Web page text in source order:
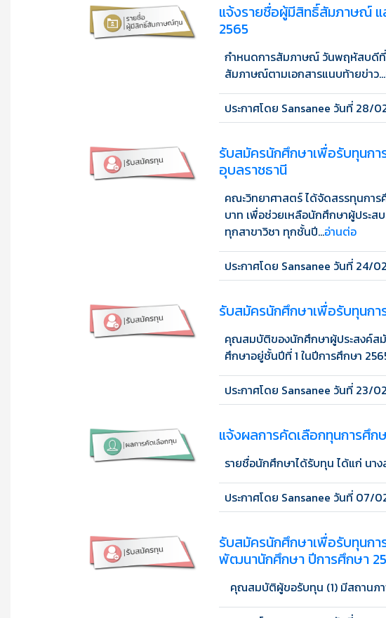
แจ้งรายชื่อผู้มีสิทธิ์สัมภาษณ์ แ
2565
กำหนดการสัมภาษณ์ วันพฤหัสบดีที่
สัมภาษณ์ตามเอกสารแนบท้ายข่าว...
ประกาศโดย Sansanee วันที่ 28/
รับสมัครนักศึกษาเพื่อรับทุนก
อุบลราชธานี
คณะวิทยาศาสตร์ ได้จัดสรรทุนการ
บาท เพื่อช่วยเหลือนักศึกษาผู้ประ
ทุกสาขาวิชา ทุกชั้นปี...อ่านต่อ
ประกาศโดย Sansanee วันที่ 24/
รับสมัครนักศึกษาเพื่อรับทุนกา
คุณสมบัติของนักศึกษาผู้ประสงค์สมั
ศึกษาอยู่ชั้นปีที่ 1 ในปีการศึกษา
ประกาศโดย Sansanee วันที่ 23/
แจ้งผลการคัดเลือกทุนการศึ
รายชื่อนักศึกษาได้รับทุน ได้แก่ นา
ประกาศโดย Sansanee วันที่ 07/
รับสมัครนักศึกษาเพื่อรับทุนก
พัฒนานักศึกษา ปีการศึกษา
คุณสมบัติผู้ขอรับทุน (1) มีสถานภา